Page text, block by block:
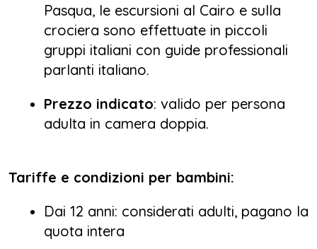
Pasqua, le escursioni al Cairo e sulla
crociera sono effettuate in piccoli
gruppi italiani con guide professionali
parlanti italiano.
Prezzo indicato: valido per persona
adulta in camera doppia.
Tariffe e condizioni per bambini:
Dai 12 anni: considerati adulti, pagano la
quota intera